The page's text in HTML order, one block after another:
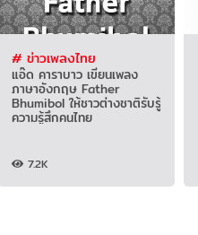
# ข่าวเพลงไทย
แอ๊ด คาราบาว เขียนเพลง
ภาษาอังกฤษ Father
Bhumibol ให้ชาวต่างชาติรับรู้
ความรู้สึกคนไทย
7.2K